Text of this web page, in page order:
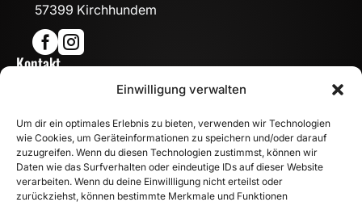
Einwilligung verwalten
Um dir ein optimales Erlebnis zu bieten, verwenden wir Technologien
wie Cookies, um Geräteinformationen zu speichern und/oder darauf
zuzugreifen. Wenn du diesen Technologien zustimmst, können wir
Daten wie das Surfverhalten oder eindeutige IDs auf dieser Website
verarbeiten. Wenn du deine Einwillligung nicht erteilst oder
zurückziehst, können bestimmte Merkmale und Funktionen
57399 Kirchhundem

Kontakt
info@mn-fahrzeugteile.de
 WhatsApp
Öffnungszeiten
 Mo - Fr: 8:00 – 17:00 Uhr
Sa: 10:00 – 14:00 Uhr